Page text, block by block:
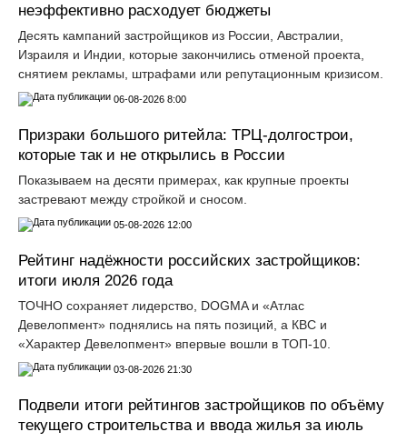
неэффективно расходует бюджеты
Десять кампаний застройщиков из России, Австралии,
Израиля и Индии, которые закончились отменой проекта,
снятием рекламы, штрафами или репутационным кризисом.
06-08-2026 8:00
Призраки большого ритейла: ТРЦ-долгострои,
которые так и не открылись в России
Показываем на десяти примерах, как крупные проекты
застревают между стройкой и сносом.
05-08-2026 12:00
Рейтинг надёжности российских застройщиков:
итоги июля 2026 года
ТОЧНО сохраняет лидерство, DOGMA и «Атлас
Девелопмент» поднялись на пять позиций, а КВС и
«Характер Девелопмент» впервые вошли в ТОП-10.
03-08-2026 21:30
Подвели итоги рейтингов застройщиков по объёму
текущего строительства и ввода жилья за июль